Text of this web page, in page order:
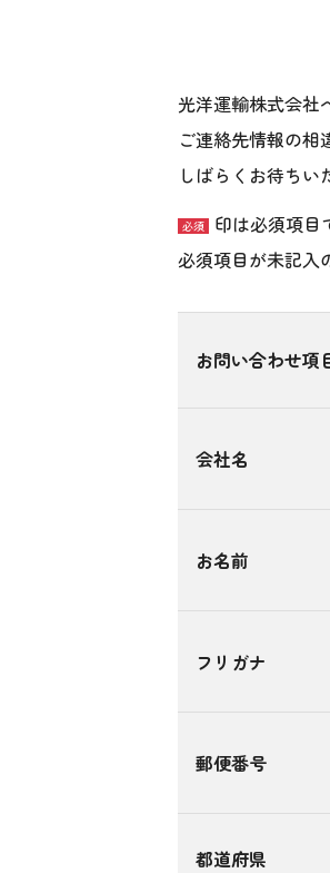
光洋運輸株式会社
ご連絡先情報の相
しばらくお待ち
必須
印は必須項目
必須項目が未記入
お問い合わせ項
会社名
お名前
フリガナ
郵便番号
都道府県